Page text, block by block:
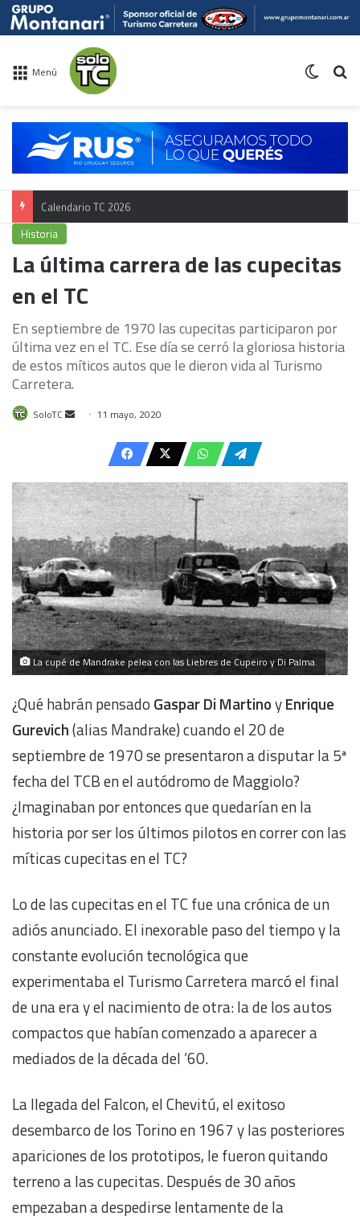
Menú
Calendario TC 2026
Historia
La última carrera de las cupecitas
en el TC
En septiembre de 1970 las cupecitas participaron por
última vez en el TC. Ese día se cerró la gloriosa historia
de estos míticos autos que le dieron vida al Turismo
Carretera.
SoloTC
Send 11 mayo, 2020
La cupé de Mandrake pelea con las Liebres de Cupeiro y Di Palma.
¿Qué habrán pensado Gaspar Di MartinoyEnrique
Gurevich(alias Mandrake) cuando el 20 de
septiembre de 1970 se presentaron a disputar la 5ª
fecha del TCB en el autódromo de Maggiolo?
¿Imaginaban por entonces que quedarían en la
historia por ser los últimos pilotos en correr con las
míticas cupecitas en el TC?
Lo de las cupecitas en el TC fue una crónica de un
adiós anunciado. El inexorable paso del tiempo y la
constante evolución tecnológica que
experimentaba el Turismo Carretera marcó el final
de una era y el nacimiento de otra: la de los autos
compactos que habían comenzado a aparecer a
mediados de la década del ’60.
La llegada del Falcon, el Chevitú, el exitoso
desembarco de los Torino en 1967 y las posteriores
apariciones de los prototipos, le fueron quitando
terreno a las cupecitas. Después de 30 años
empezaban a despedirse lentamente de la